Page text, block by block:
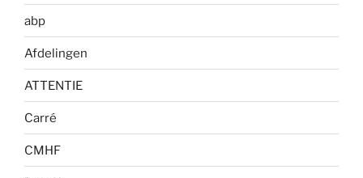
abp
Afdelingen
ATTENTIE
Carré
CMHF